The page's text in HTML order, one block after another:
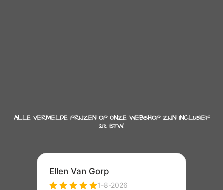
ALLE VERMELDE PRIJZEN OP ONZE WEBSHOP ZIJN INCLUSIEF
21% BTW.